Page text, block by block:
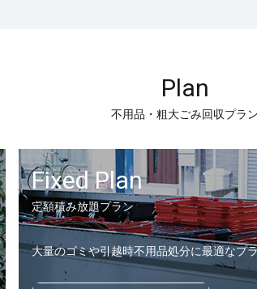
Plan
不用品・粗大ごみ回収プラン
Fixed Plan
定額積み放題プラン
大量のゴミや引越時不用品処分に最適なプ